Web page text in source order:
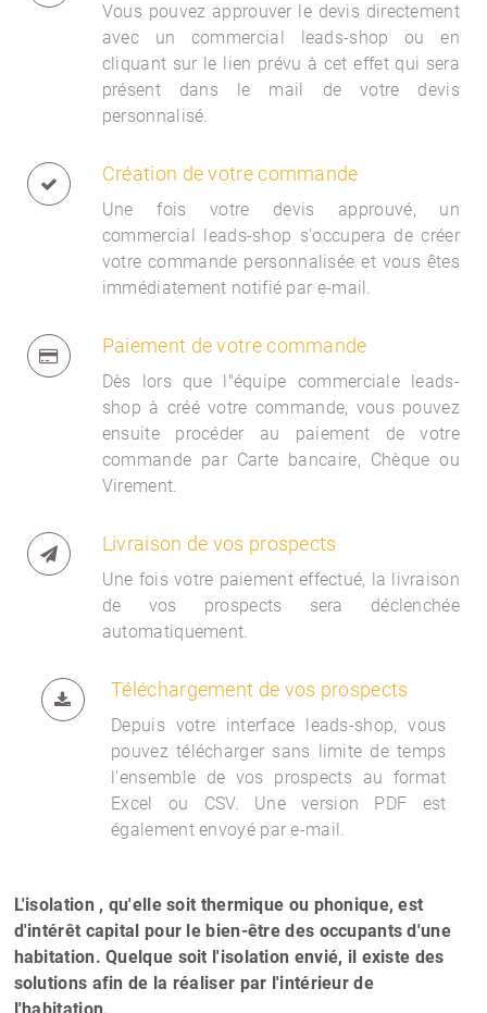
Vous pouvez approuver le devis directement
avec un commercial leads-shop ou en
cliquant sur le lien prévu à cet effet qui sera
présent dans le mail de votre devis
personnalisé.
Création de votre commande
Une fois votre devis approuvé, un
commercial leads-shop s'occupera de créer
votre commande personnalisée et vous êtes
immédiatement notifié par e-mail.
Paiement de votre commande
Dès lors que l"équipe commerciale leads-
shop à créé votre commande, vous pouvez
ensuite procéder au paiement de votre
commande par Carte bancaire, Chèque ou
Virement.
Livraison de vos prospects
Une fois votre paiement effectué, la livraison
de vos prospects sera déclenchée
automatiquement.
Téléchargement de vos prospects
Depuis votre interface leads-shop, vous
pouvez télécharger sans limite de temps
l'ensemble de vos prospects au format
Excel ou CSV. Une version PDF est
également envoyé par e-mail.
L'isolation , qu'elle soit thermique ou phonique, est
d'intérêt capital pour le bien-être des occupants d'une
habitation. Quelque soit l'isolation envié, il existe des
solutions afin de la réaliser par l'intérieur de